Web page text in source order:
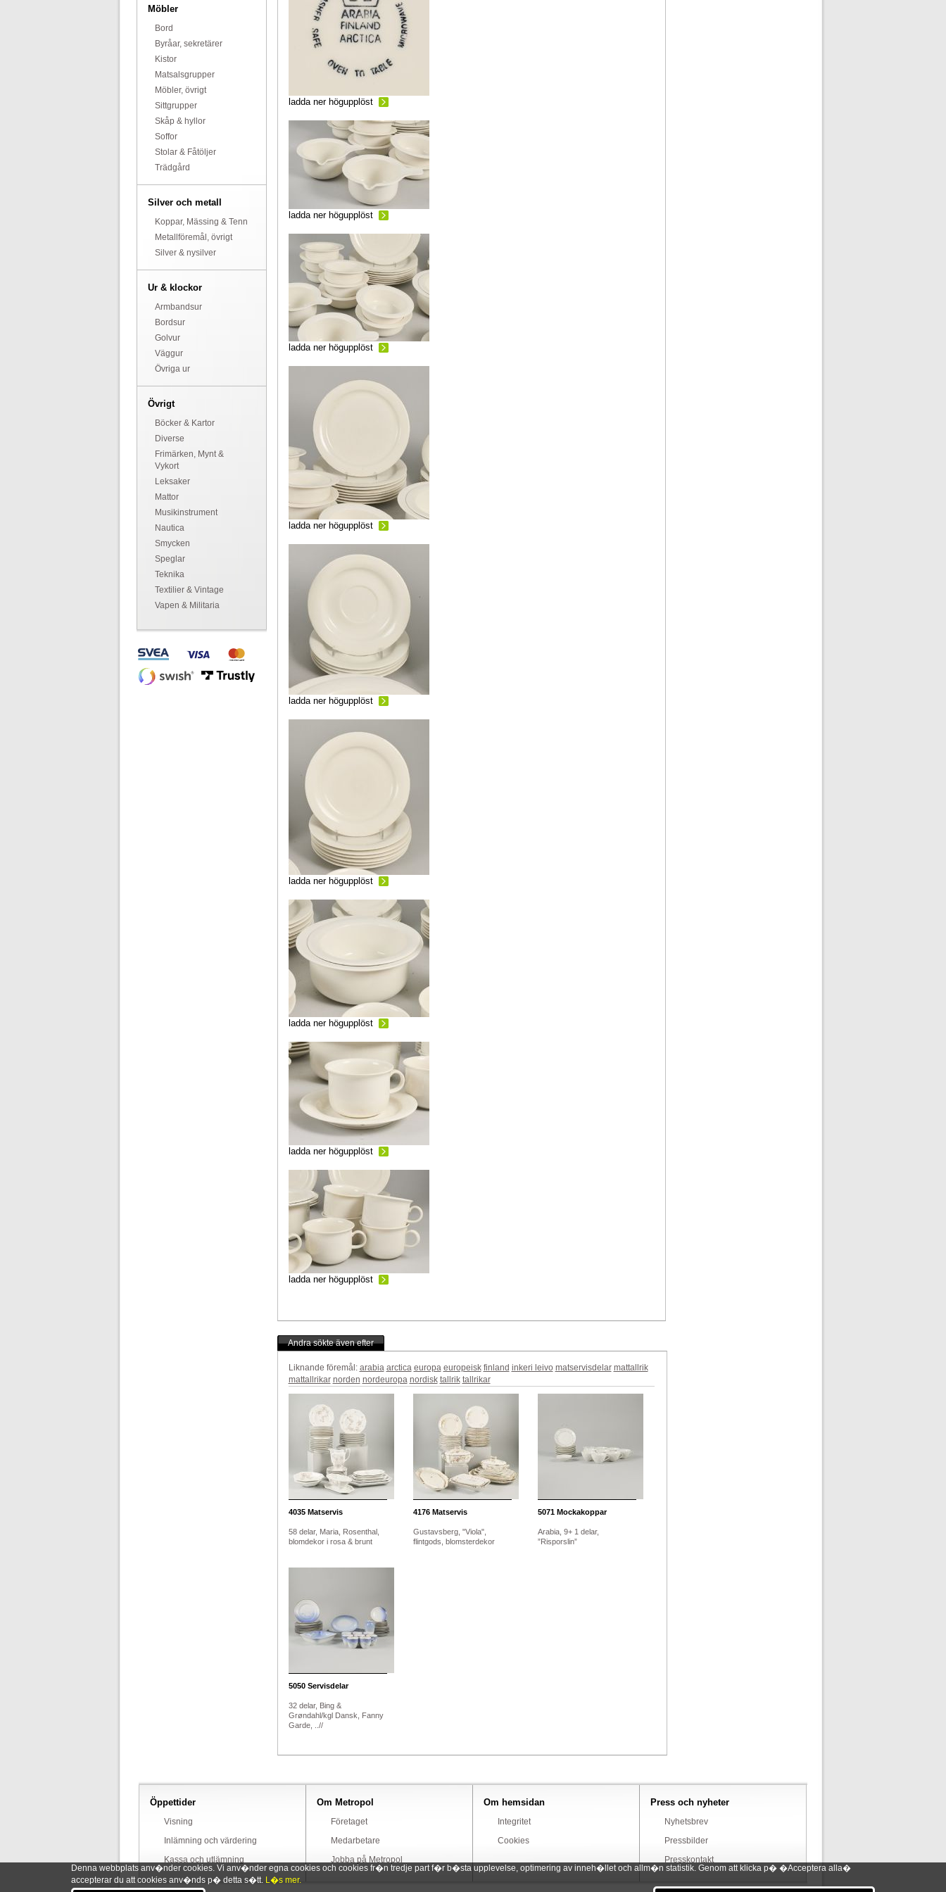
Denna webbplats anv�nder cookies. Vi anv�nder egna cookies och cookies fr�n tredje part f�r b�sta upplevelse, optimering av inneh�llet och allm�n statistik. Genom att klicka p� �Acceptera alla�
accepterar du att cookies anv�nds p� detta s�tt. L�s mer.
Möbler
Bord
Byråar, sekretärer
Kistor
Matsalsgrupper
Möbler, övrigt
Sittgrupper
Skåp & hyllor
Soffor
Stolar & Fåtöljer
Trädgård
Silver och metall
Koppar, Mässing & Tenn
Metallföremål, övrigt
Silver & nysilver
Ur & klockor
Armbandsur
Bordsur
Golvur
Väggur
Övriga ur
Övrigt
Böcker & Kartor
Diverse
Frimärken, Mynt &
Vykort
Leksaker
Mattor
Musikinstrument
Nautica
Smycken
Speglar
Teknika
Textilier & Vintage
Vapen & Militaria
ladda ner högupplöst
ladda ner högupplöst
ladda ner högupplöst
ladda ner högupplöst
ladda ner högupplöst
ladda ner högupplöst
ladda ner högupplöst
ladda ner högupplöst
ladda ner högupplöst
Andra sökte även efter
Liknande föremål: arabia arctica europa europeisk finland inkeri leivo matservisdelar mattallrik
mattallrikar norden nordeuropa nordisk tallrik tallrikar
4035Matservis
58 delar, Maria, Rosenthal,
blomdekor i rosa & brunt
4176Matservis
Gustavsberg, "Viola",
flintgods, blomsterdekor
5071Mockakoppar
Arabia, 9+ 1 delar,
”Risporslin”
5050Servisdelar
32 delar, Bing &
Grøndahl/kgl Dansk, Fanny
Garde, ..//
Öppettider
Visning
Inlämning och värdering
Kassa och utlämning
Om Metropol
Företaget
Medarbetare
Jobba på Metropol
Om hemsidan
Integritet
Cookies
Press och nyheter
Nyhetsbrev
Pressbilder
Presskontakt